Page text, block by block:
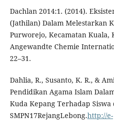
Dachlan 2014:1. (2014).
(Jathilan) Dalam Melestarkan
Purworejo, Kecamatan Kuala,
Angewandte Chemie
22–31.
Dahlia, R., Susanto, K. R., &
Pendidikan Agama Islam
Kuda Kepang Terhadap Siswa
SMPN17RejangLebong.http://e-